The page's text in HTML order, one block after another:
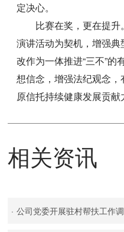
定决心。
比赛在奖，更在提
演讲活动为契机，增强
改作为一体推进“三不”的
想信念，增强法纪观念
原信托持续健康发展贡献
相关资讯
· 公司党委开展驻村帮扶工作